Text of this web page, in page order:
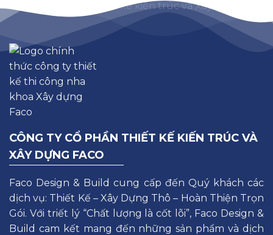
CÔNG TY CỔ PHẦN THIẾT KẾ KIẾN TRÚC VÀ
XÂY DỰNG FACO
Faco Design & Build cung cấp đến Quý khách các
dịch vụ: Thiết Kế – Xây Dựng Thô – Hoàn Thiện Trọn
Gói. Với triết lý “Chất lượng là cốt lõi”, Faco Design &
Build cam kết mang đến những sản phẩm và dịch